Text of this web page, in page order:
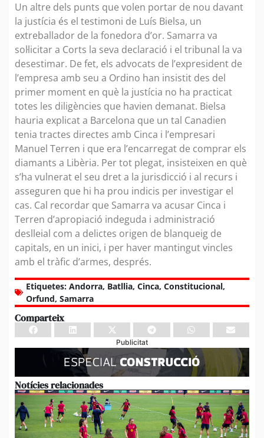
Un altre dels punts que volen portar de nou davant
la justícia és el testimoni de Luís Bielsa, un
extreballador de la fonedora d’or. Samarra va
sol·licitar a Corts la seva declaració i el tribunal la va
desestimar. De fet, els advocats de l’expresident de
l’empresa amb seu a Ordino han insistit des del
primer moment en què la justícia no ha practicat
totes les diligències que havien demanat. Bielsa
hauria explicat a Barcelona que un tal Canadien
tenia tractes directes amb Cinca i l’empresari
Manuel Terren i que era l’encarregat de comprar els
diamants a Libèria. Per tot plegat, insisteixen en què
s’ha vulnerat el seu dret a la jurisdicció i al recurs i
asseguren que hi ha prou indicis per investigar el
cas. Cal recordar que Samarra va acusar Cinca i
Terren d’apropiació indeguda i administració
deslleial com a delictes origen de blanqueig de
capitals, en un inici, i per haver mantingut vincles
amb el tràfic d’armes, després.
Etiquetes: Andorra, Batllia, Cinca, Constitucional,
Orfund, Samarra
Comparteix
Publicitat
Notícies relacionades